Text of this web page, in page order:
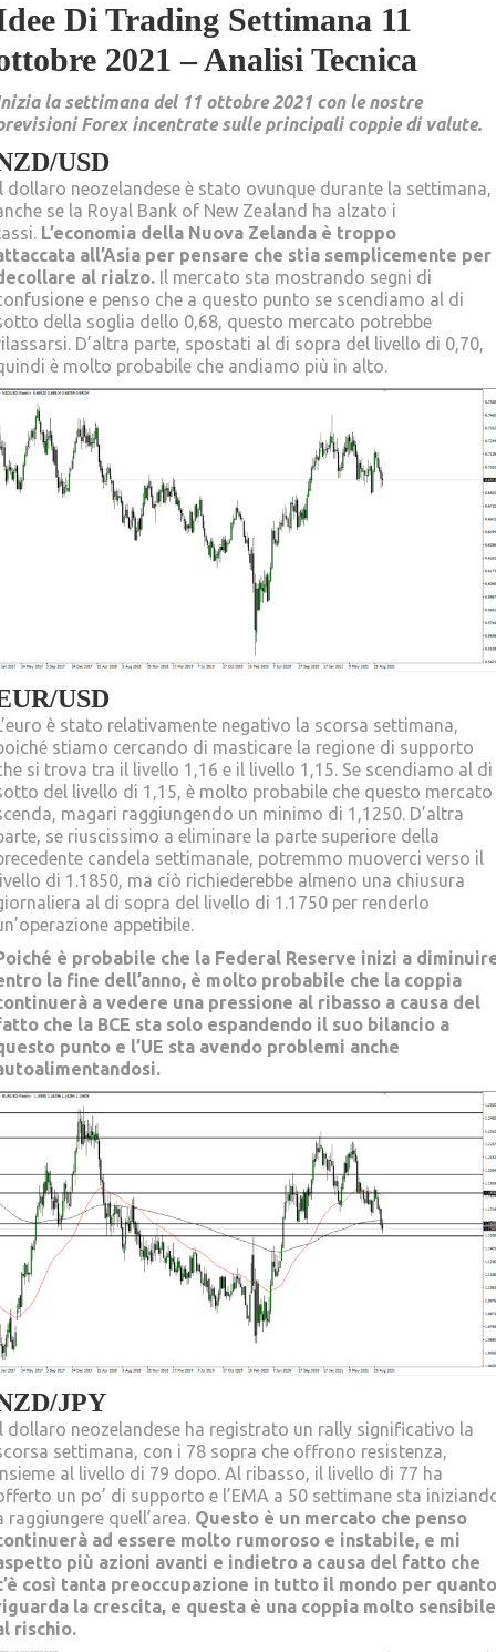
Di Trading Settimana 11
2021 – Analisi Tecnica
la settimana del 11 ottobre 2021 con le nostre
Forex incentrate sulle principali coppie di valute.
USD
dollaro neozelandese è stato ovunque durante la settimana,
se la Royal Bank of New Zealand ha alzato i
L’economia della Nuova Zelanda è troppo
all’Asia per pensare che stia semplicemente per
al rialzo. Il mercato sta mostrando segni di
e penso che a questo punto se scendiamo al di
della soglia dello 0,68, questo mercato potrebbe
D’altra parte, spostati al di sopra del livello di 0,70,
è molto probabile che andiamo più in alto.
USD
è stato relativamente negativo la scorsa settimana,
stiamo cercando di masticare la regione di supporto
si trova tra il livello 1,16 e il livello 1,15. Se scendiamo al di
del livello di 1,15, è molto probabile che questo mercato
magari raggiungendo un minimo di 1,1250. D’altra
se riuscissimo a eliminare la parte superiore della
candela settimanale, potremmo muoverci verso il
di 1.1850, ma ciò richiederebbe almeno una chiusura
al di sopra del livello di 1.1750 per renderlo
appetibile.
è probabile che la Federal Reserve inizi a
la fine dell’anno, è molto probabile che la coppia
a vedere una pressione al ribasso a causa del
che la BCE sta solo espandendo il suo bilancio a
punto e l’UE sta avendo problemi anche
JPY
dollaro neozelandese ha registrato un rally significativo la
settimana, con i 78 sopra che offrono resistenza,
al livello di 79 dopo. Al ribasso, il livello di 77 ha
un po’ di supporto e l’EMA a 50 settimane sta
raggiungere quell’area. Questo è un mercato che penso
ad essere molto rumoroso e instabile, e mi
più azioni avanti e indietro a causa del fatto che
così tanta preoccupazione in tutto il mondo per quanto
la crescita, e questa è una coppia molto sensibile
rischio.